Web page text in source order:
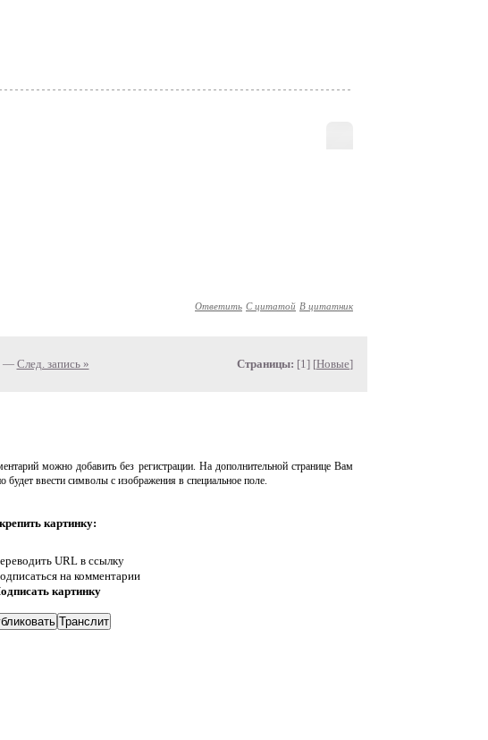
Ответить С цитатой В цитатник
— След. запись » Страницы: [1] [Новые]
можно добавить без регистрации. На дополнительной странице Вам
будет ввести символы с изображения в специальное поле.
картинку:
URL в ссылку
на комментарии
картинку